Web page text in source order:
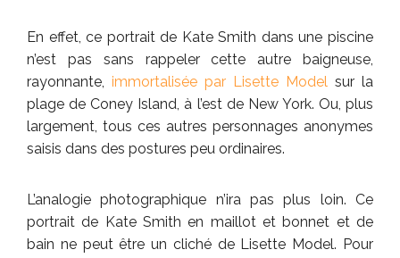
En effet, ce portrait de Kate Smith dans une piscine
n’est pas sans rappeler cette autre baigneuse,
rayonnante, immortalisée par Lisette Model sur la
plage de Coney Island, à l’est de New York. Ou, plus
largement, tous ces autres personnages anonymes
saisis dans des postures peu ordinaires.
L’analogie photographique n’ira pas plus loin. Ce
portrait de Kate Smith en maillot et bonnet et de
bain ne peut être un cliché de Lisette Model. Pour